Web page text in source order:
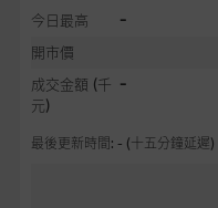
牛熊證
選股攻略
中資股票專頁
今日最高 -
開市價
成交金額 (千
元)
-
最後更新時間: - (十五分鐘延遲)